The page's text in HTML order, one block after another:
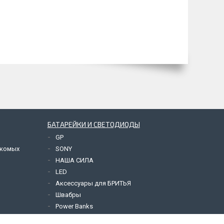
БАТАРЕЙКИ И СВЕТОДИОДЫ
GP
SONY
НАША СИЛА
LED
Аксессуары для БРИТЬЯ
Швабры
Power Banks